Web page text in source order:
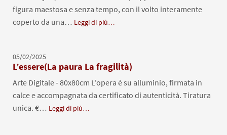
figura maestosa e senza tempo, con il volto interamente
coperto da una… Leggi di più…
05/02/2025
L’essere(La paura La fragilità)
Arte Digitale - 80x80cm L'opera è su alluminio, firmata in
calce e accompagnata da certificato di autenticità. Tiratura
unica. €… Leggi di più…